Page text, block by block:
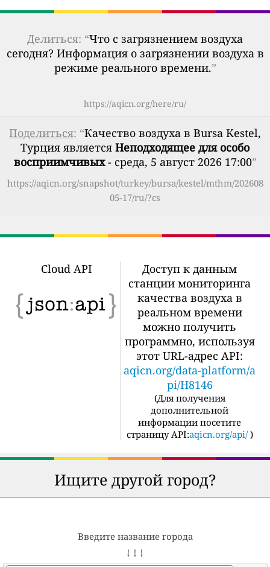
Делиться: “Что с загрязнением воздуха
сегодня? Информация о загрязнении воздуха в
режиме реального времени.”
https://aqicn.org/here/ru/
Поделиться: “Качество воздуха в Bursa Kestel,
Турция является Неподходящее для особо
восприимчивых- среда, 5 август 2026 17:00”
https://aqicn.org/snapshot/turkey/bursa/kestel/mthm/202608
05-17/ru/?cs
Cloud API
Доступ к данным
станции мониторинга
качества воздуха в
реальном времени
можно получить
программно, используя
этот URL-адрес API:
aqicn.org/data-platform/a
pi/H8146
(Для получения
дополнительной
информации посетите
страницу API:aqicn.org/api/ )
Ищите другой город?
Введите название города
↓ ↓ ↓